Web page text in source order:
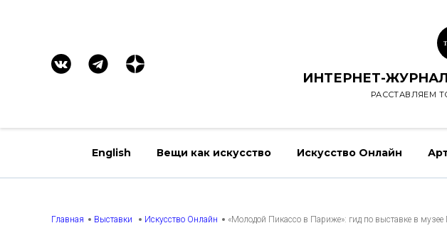
ИНТЕРНЕТ-
РАССТАВЛЯЕМ
English Вещи как искусство Искусство Онлайн
Главная Выставки Искусство Онлайн «Молодой Пикассо в Париже»: гид по выставке в музее